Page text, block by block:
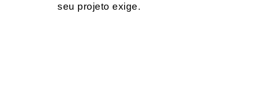
seu projeto exige.